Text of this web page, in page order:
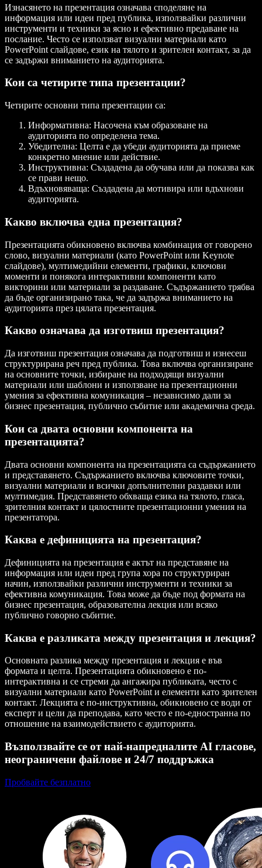
Изнасянето на презентация означава споделяне на
информация или идеи пред публика, използвайки различни
инструменти и техники за ясно и ефективно предаване на
послание. Често се използват визуални материали като
PowerPoint слайдове, език на тялото и зрителен контакт, за да
се задържи вниманието на аудиторията.
Кои са четирите типа презентации?
Четирите основни типа презентации са:
Информативна: Насочена към образоване на
аудиторията по определена тема.
Убедителна: Целта е да убеди аудиторията да приеме
конкретно мнение или действие.
Инструктивна: Създадена да обучава или да показва как
се прави нещо.
Вдъхновяваща: Създадена да мотивира или вдъхнови
аудиторията.
Какво включва една презентация?
Презентацията обикновено включва комбинация от говорено
слово, визуални материали (като PowerPoint или Keynote
слайдове), мултимедийни елементи, графики, ключови
моменти и понякога интерактивни компоненти като
викторини или материали за раздаване. Съдържанието трябва
да бъде организирано така, че да задържа вниманието на
аудиторията през цялата презентация.
Какво означава да изготвиш презентация?
Да изготвиш презентация означава да подготвиш и изнесеш
структурирана реч пред публика. Това включва организиране
на основните точки, избиране на подходящи визуални
материали или шаблони и използване на презентационни
умения за ефективна комуникация – независимо дали за
бизнес презентация, публично събитие или академична среда.
Кои са двата основни компонента на
презентацията?
Двата основни компонента на презентацията са съдържанието
и представянето. Съдържанието включва ключовите точки,
визуални материали и всички допълнителни раздавки или
мултимедия. Представянето обхваща езика на тялото, гласа,
зрителния контакт и цялостните презентационни умения на
презентатора.
Каква е дефиницията на презентация?
Дефиницията на презентация е актът на представяне на
информация или идеи пред група хора по структуриран
начин, използвайки различни инструменти и техники за
ефективна комуникация. Това може да бъде под формата на
бизнес презентация, образователна лекция или всяко
публично говорно събитие.
Каква е разликата между презентация и лекция?
Основната разлика между презентация и лекция е във
формата и целта. Презентацията обикновено е по-
интерактивна и се стреми да ангажира публиката, често с
визуални материали като PowerPoint и елементи като зрителен
контакт. Лекцията е по-инструктивна, обикновено се води от
експерт и цели да преподава, като често е по-едностранна по
отношение на взаимодействието с аудиторията.
Възползвайте се от най-напредналите AI гласове,
неограничени файлове и 24/7 поддръжка
Пробвайте безплатно